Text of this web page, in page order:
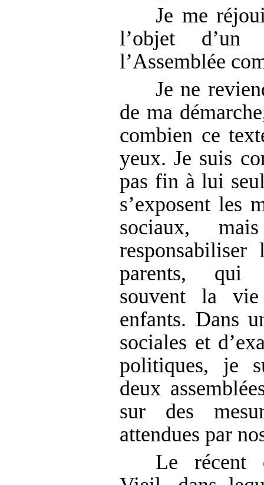
Je me
l’objet d’un
l’Assemblée
Je ne
de ma
combien ce
yeux. Je suis
pas fin à lui
s’exposent les
sociaux,
parents, qui
souvent la
enfants. Dans
sociales et
politiques, je
deux
sur des
attendues par
Le récent